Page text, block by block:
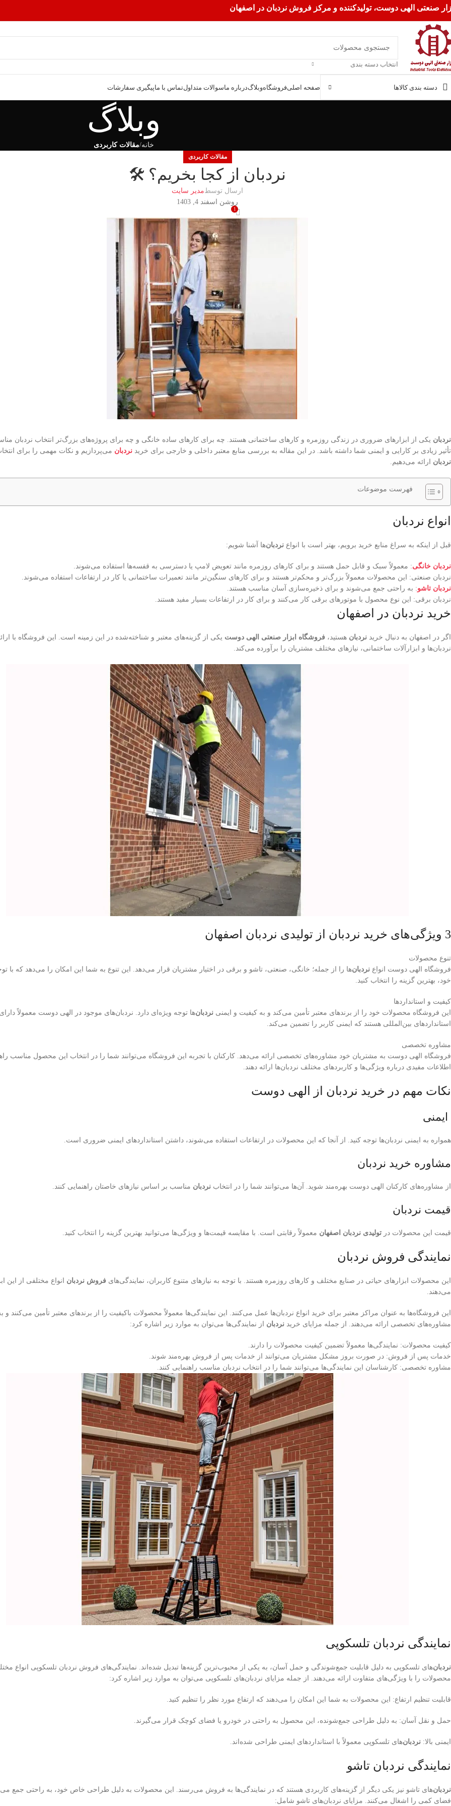
صنعتی الهی دوست، تولیدکننده و مرکز فروش نردبان در اصفهان
انتخاب دسته بندی
دسته بندی کالاها صفحه اصلیفروشگاهوبلاگدرباره ماسوالات متداولتماس با ماپیگیری سفارشات
وبلاگ
خانه مقالات کاربردی
مقالات کاربردی
نردبان از کجا بخریم؟ 🛠️
ارسال توسطمدیر سایت
روشن اسفند 4, 1403
1
نردبان یکی از ابزارهای ضروری در زندگی روزمره و کارهای ساختمانی هستند. چه برای کارهای ساده خانگی و چه برای پروژه‌های بزرگ‌تر انتخاب نردبان
تأثیر زیادی بر کارایی و ایمنی شما داشته باشد. در این مقاله به بررسی منابع معتبر داخلی و خارجی برای خرید نردبان می‌پردازیم و نکات مهمی را برای
نردبان ارائه می‌دهیم.
فهرست موضوعات
انواع نردبان
قبل از اینکه به سراغ منابع خرید برویم، بهتر است با انواع نردبان‌ها آشنا شویم:
نردبان‌ خانگی: معمولاً سبک و قابل حمل هستند و برای کارهای روزمره مانند تعویض لامپ یا دسترسی به قفسه‌ها استفاده می‌شوند.
نردبان‌ صنعتی: این محصولات معمولاً بزرگ‌تر و محکم‌تر هستند و برای کارهای سنگین‌تر مانند تعمیرات ساختمانی یا کار در ارتفاعات استفاده می‌شوند.
نردبان‌ تاشو: به راحتی جمع می‌شوند و برای ذخیره‌سازی آسان مناسب هستند.
نردبان‌ برقی: این نوع محصول با موتورهای برقی کار می‌کنند و برای کار در ارتفاعات بسیار مفید هستند.
خرید نردبان در اصفهان
اگر در اصفهان به دنبال خرید نردبان هستید، فروشگاه ابزار صنعتی الهی دوست یکی از گزینه‌های معتبر و شناخته‌شده در این زمینه است. این فروشگاه با
نردبان‌ها و ابزارآلات ساختمانی، نیازهای مختلف مشتریان را برآورده می‌کند.
3 ویژگی‌های خرید نردبان از تولیدی نردبان اصفهان
تنوع محصولات
فروشگاه الهی دوست انواع نردبان‌ها را از جمله؛ خانگی، صنعتی، تاشو و برقی در اختیار مشتریان قرار می‌دهد. این تنوع به شما این امکان را می‌دهد که با
خود، بهترین گزینه را انتخاب کنید.
کیفیت و استانداردها
این فروشگاه محصولات خود را از برندهای معتبر تأمین می‌کند و به کیفیت و ایمنی نردبان‌ها توجه ویژه‌ای دارد. نردبان‌های موجود در الهی دوست معمولاً دارای
استانداردهای بین‌المللی هستند که ایمنی کاربر را تضمین می‌کند.
مشاوره تخصصی
فروشگاه الهی دوست به مشتریان خود مشاوره‌های تخصصی ارائه می‌دهد. کارکنان با تجربه این فروشگاه می‌توانند شما را در انتخاب این محصول مناسب
اطلاعات مفیدی درباره ویژگی‌ها و کاربردهای مختلف نردبان‌ها ارائه دهند.
نکات مهم در خرید نردبان از الهی دوست
ایمنی
همواره به ایمنی نردبان‌ها توجه کنید. از آنجا که این محصولات در ارتفاعات استفاده می‌شوند، داشتن استانداردهای ایمنی ضروری است.
مشاوره خرید نردبان
از مشاوره‌های کارکنان الهی دوست بهره‌مند شوید. آن‌ها می‌توانند شما را در انتخاب نردبان مناسب بر اساس نیازهای خاصتان راهنمایی کنند.
قیمت نردبان
قیمت این محصولات در تولیدی نردبان اصفهان معمولاً رقابتی است. با مقایسه قیمت‌ها و ویژگی‌ها می‌توانید بهترین گزینه را انتخاب کنید.
نمایندگی فروش نردبان
این محصولات ابزارهای حیاتی در صنایع مختلف و کارهای روزمره هستند. با توجه به نیازهای متنوع کاربران، نمایندگی‌های فروش نردبان انواع مختلفی از این
می‌دهند.
این فروشگاه‌ها به عنوان مراکز معتبر برای خرید انواع نردبان‌ها عمل می‌کنند. این نمایندگی‌ها معمولاً محصولات باکیفیت را از برندهای معتبر تأمین می‌کنند و
مشاوره‌های تخصصی ارائه می‌دهند. از جمله مزایای خرید نردبان از نمایندگی‌ها می‌توان به موارد زیر اشاره کرد:
کیفیت محصولات: نمایندگی‌ها معمولاً تضمین کیفیت محصولات را دارند.
خدمات پس از فروش: در صورت بروز مشکل مشتریان می‌توانند از خدمات پس از فروش بهره‌مند شوند.
مشاوره تخصصی: کارشناسان این نمایندگی‌ها می‌توانند شما را در انتخاب نردبان مناسب راهنمایی کنند.
نمایندگی نردبان تلسکوپی
نردبان‌های تلسکوپی به دلیل قابلیت جمع‌شوندگی و حمل آسان، به یکی از محبوب‌ترین گزینه‌ها تبدیل شده‌اند. نمایندگی‌های فروش نردبان تلسکوپی انواع
محصولات را با ویژگی‌های متفاوت ارائه می‌دهند. از جمله مزایای نردبان‌های تلسکوپی می‌توان به موارد زیر اشاره کرد:
قابلیت تنظیم ارتفاع: این محصولات به شما این امکان را می‌دهند که ارتفاع مورد نظر را تنظیم کنید.
حمل و نقل آسان: به دلیل طراحی جمع‌شونده، این محصول به راحتی در خودرو یا فضای کوچک قرار می‌گیرند.
ایمنی بالا: نردبان‌های تلسکوپی معمولاً با استانداردهای ایمنی طراحی شده‌اند.
نمایندگی نردبان تاشو
نردبان‌های تاشو نیز یکی دیگر از گزینه‌های کاربردی هستند که در نمایندگی‌ها به فروش می‌رسند. این محصولات به دلیل طراحی خاص خود، به راحتی جمع
فضای کمی را اشغال می‌کنند. مزایای نردبان‌های تاشو شامل: